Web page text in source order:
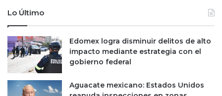
Lo Último
Edomex logra disminuir delitos de alto
impacto mediante estrategia con el
gobierno federal
Aguacate mexicano: Estados Unidos